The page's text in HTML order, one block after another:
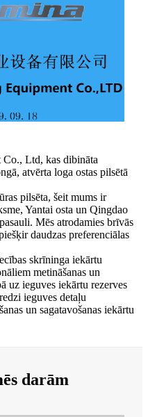
Ltd, kas dibināta
atvērta loga ostas pilsētā
pilsēta, šeit mums ir
Yantai osta un Qingdao
Mēs atrodamies brīvās
daudzas preferenciālas
skrīninga iekārtu
metināšanas un
uz ieguves iekārtu rezerves
ieguves detaļu
un sagatavošanas iekārtu
darām